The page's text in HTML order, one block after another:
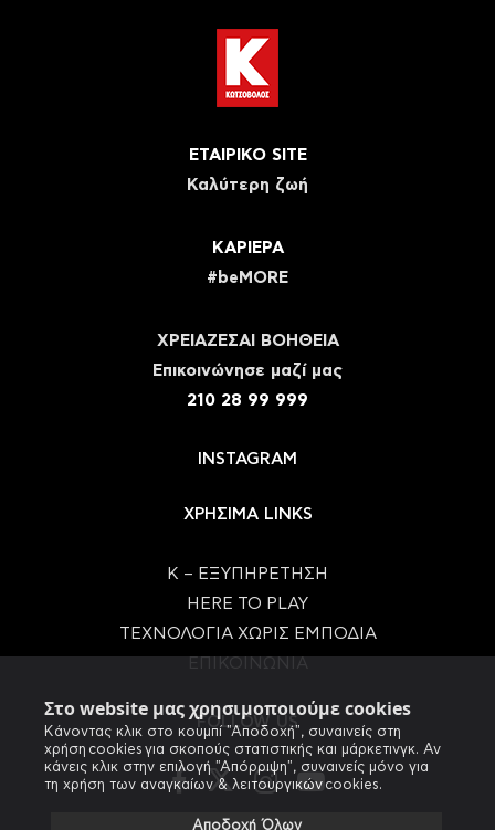
Στο website μας χρησιμοποιούμε cookies
Κάνοντας κλικ στο κουμπί "Αποδοχή", συναινείς στη
χρήση cookies για σκοπούς στατιστικής και μάρκετινγκ. Αν
κάνεις κλικ στην επιλογή "Απόρριψη", συναινείς μόνο για
τη χρήση των αναγκαίων & λειτουργικών cookies.
Αποδοχή Όλων
ΕΤΑΙΡΙΚΟ SITE
Καλύτερη ζωή
ΚΑΡΙΕΡΑ
#beMORE
ΧΡΕΙΑΖΕΣΑΙ ΒΟΗΘΕΙΑ
Eπικοινώνησε μαζί μας
210 28 99 999
INSTAGRAM
ΧΡΗΣΙΜΑ LINKS
Κ – ΕΞΥΠΗΡΕΤΗΣΗ
HERE TO PLAY
ΤΕΧΝΟΛΟΓΙΑ ΧΩΡΙΣ ΕΜΠΟΔΙΑ
FOLLOW US